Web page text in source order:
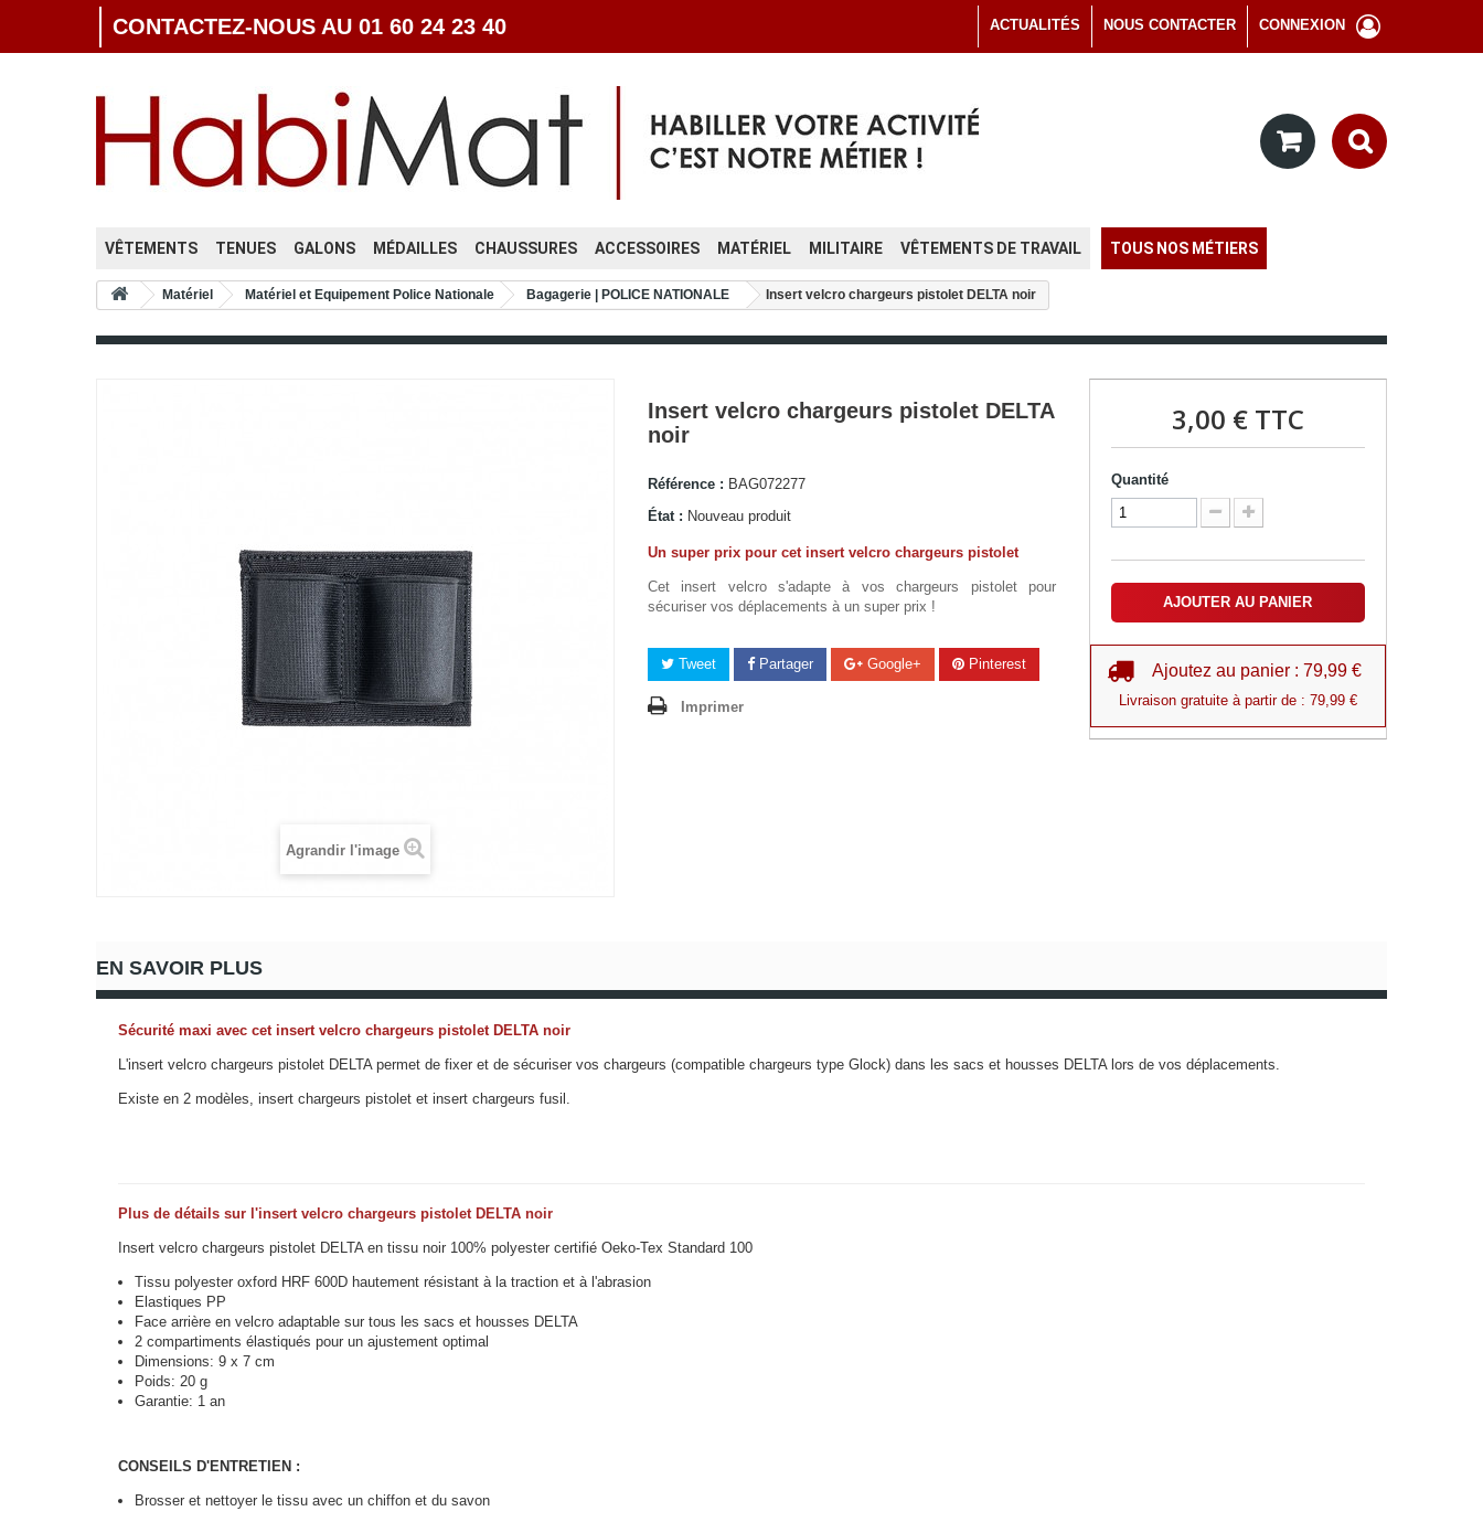
CONNEXION
NOUS CONTACTER
ACTUALITÉS
CONTACTEZ-NOUS AU 01 60 24 23 40
VÊTEMENTS TENUES GALONS MÉDAILLES CHAUSSURES ACCESSOIRES MATÉRIEL MILITAIRE VÊTEMENTS DE TRAVAIL TOUS NOS MÉTIERS
Matériel Matériel et Equipement Police Nationale Bagagerie | POLICE NATIONALE Insert velcro chargeurs pistolet DELTA noir
Agrandir l'image
Insert velcro chargeurs pistolet DELTA
noir
Référence : BAG072277
État : Nouveau produit
Un super prix pour cet insert velcro chargeurs pistolet
Cet insert velcro s'adapte à vos chargeurs pistolet pour
sécuriser vos déplacements à un super prix !
Tweet Partager Google+ Pinterest
Imprimer
3,00 €TTC
Quantité
AJOUTER AU PANIER
Ajoutez au panier : 79,99 €
Livraison gratuite à partir de : 79,99 €
EN SAVOIR PLUS
Sécurité maxi avec cet insert velcro chargeurs pistolet DELTA noir
L'insert velcro chargeurs pistolet DELTA permet de fixer et de sécuriser vos chargeurs (compatible chargeurs type Glock) dans les sacs et housses DELTA lors de vos déplacements.
Existe en 2 modèles, insert chargeurs pistolet et insert chargeurs fusil.
Plus de détails sur l'insert velcro chargeurs pistolet DELTA noir
Insert velcro chargeurs pistolet DELTA en tissu noir 100% polyester certifié Oeko-Tex Standard 100
Tissu polyester oxford HRF 600D hautement résistant à la traction et à l'abrasion
Elastiques PP
Face arrière en velcro adaptable sur tous les sacs et housses DELTA
2 compartiments élastiqués pour un ajustement optimal
Dimensions: 9 x 7 cm
Poids: 20 g
Garantie: 1 an
CONSEILS D'ENTRETIEN :
Brosser et nettoyer le tissu avec un chiffon et du savon